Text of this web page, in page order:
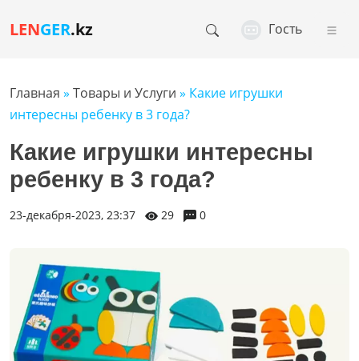
LENGER.kz Гость
Главная » Товары и Услуги » Какие игрушки
интересны ребенку в 3 года?
Какие игрушки интересны
ребенку в 3 года?
23-декабря-2023, 23:37 29 0